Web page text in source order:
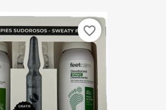
favorite_border